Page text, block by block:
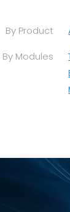
By Product
By Modules